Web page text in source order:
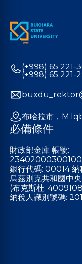
(+998) 65 221-
(+998) 65 221-
布哈拉市，
必備條件
財政部金庫 帳號:
銀行代碼: 00014 納
烏茲別克共和國中
(布克斯杜:
納稅人識別號碼: